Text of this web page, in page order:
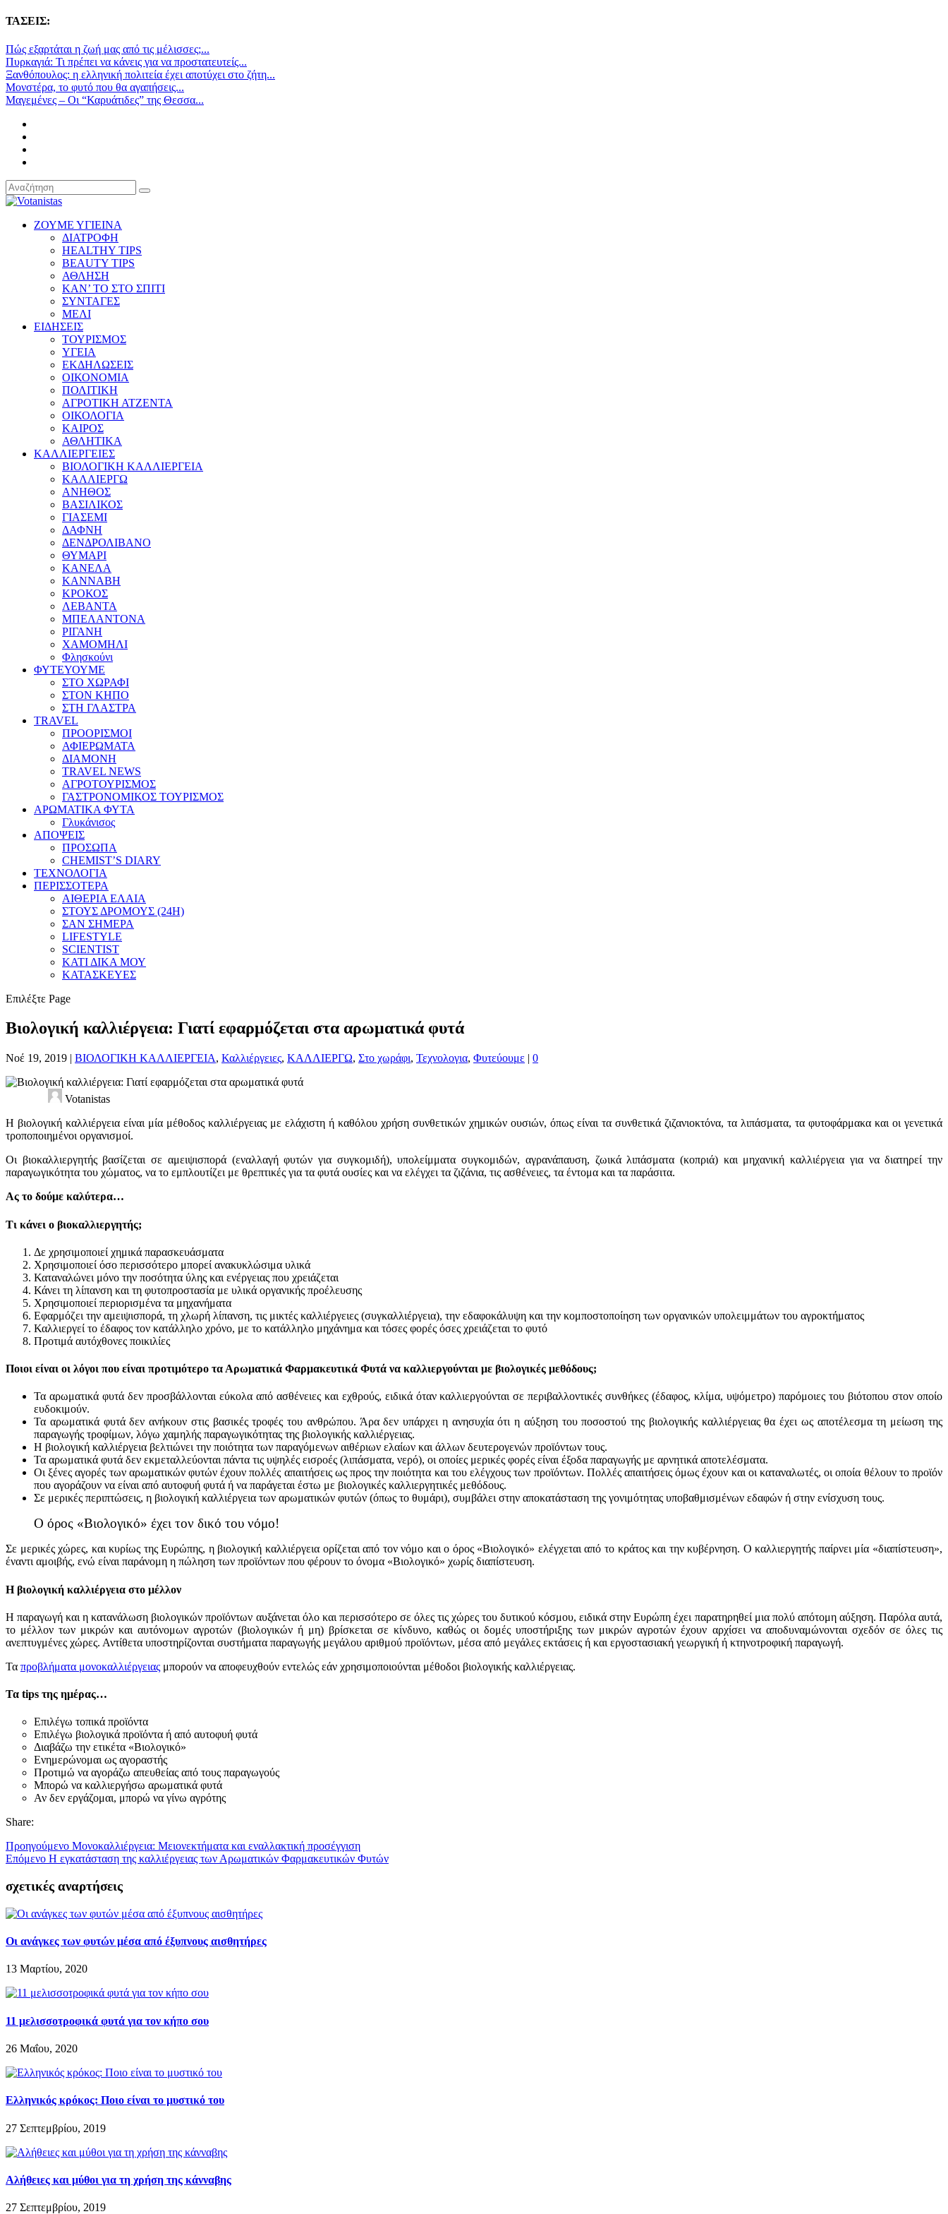
ΤΑΣΕΙΣ:
Πώς εξαρτάται η ζωή μας από τις μέλισσες;...
Πυρκαγιά: Τι πρέπει να κάνεις για να προστατευτείς...
Ξανθόπουλος: η ελληνική πολιτεία έχει αποτύχει στο ζήτη...
Μονστέρα, το φυτό που θα αγαπήσεις...
Μαγεμένες – Οι “Καρυάτιδες” της Θεσσα...
ΖΟΥΜΕ ΥΓΙΕΙΝΑ
ΔΙΑΤΡΟΦΗ
HEALTHY TIPS
BEAUTY TIPS
ΑΘΛΗΣΗ
ΚΑΝ’ ΤΟ ΣΤΟ ΣΠΙΤΙ
ΣΥΝΤΑΓΕΣ
ΜΕΛΙ
ΕΙΔΗΣΕΙΣ
ΤΟΥΡΙΣΜΟΣ
ΥΓΕΙΑ
ΕΚΔΗΛΩΣΕΙΣ
ΟΙΚΟΝΟΜΙΑ
ΠΟΛΙΤΙΚΗ
ΑΓΡΟΤΙΚΗ ΑΤΖΕΝΤΑ
ΟΙΚΟΛΟΓΙΑ
ΚΑΙΡΟΣ
ΑΘΛΗΤΙΚΑ
ΚΑΛΛΙΕΡΓΕΙΕΣ
ΒΙΟΛΟΓΙΚΗ ΚΑΛΛΙΕΡΓΕΙΑ
ΚΑΛΛΙΕΡΓΩ
ΑΝΗΘΟΣ
ΒΑΣΙΛΙΚΟΣ
ΓΙΑΣΕΜΙ
ΔΑΦΝΗ
ΔΕΝΔΡΟΛΙΒΑΝΟ
ΘΥΜΑΡΙ
ΚΑΝΕΛΑ
ΚΑΝΝΑΒΗ
ΚΡΟΚΟΣ
ΛΕΒΑΝΤΑ
ΜΠΕΛΑΝΤΟΝΑ
ΡΙΓΑΝΗ
ΧΑΜΟΜΗΛΙ
Φλησκούνι
ΦΥΤΕΥΟΥΜΕ
ΣΤΟ ΧΩΡΑΦΙ
ΣΤΟΝ ΚΗΠΟ
ΣΤΗ ΓΛΑΣΤΡΑ
TRAVEL
ΠΡΟΟΡΙΣΜΟΙ
ΑΦΙΕΡΩΜΑΤΑ
ΔΙΑΜΟΝΗ
TRAVEL NEWS
ΑΓΡΟΤΟΥΡΙΣΜΟΣ
ΓΑΣΤΡΟΝΟΜΙΚΟΣ ΤΟΥΡΙΣΜΟΣ
ΑΡΩΜΑΤΙΚΑ ΦΥΤΑ
Γλυκάνισος
ΑΠΟΨΕΙΣ
ΠΡΟΣΩΠΑ
CHEMIST’S DIARY
ΤΕΧΝΟΛΟΓΙΑ
ΠΕΡΙΣΣΟΤΕΡΑ
ΑΙΘΕΡΙΑ ΕΛΑΙΑ
ΣΤΟΥΣ ΔΡΟΜΟΥΣ (24H)
ΣΑΝ ΣΗΜΕΡΑ
LIFESTYLE
SCIENTIST
ΚΑΤΙ ΔΙΚΑ ΜΟΥ
ΚΑΤΑΣΚΕΥΕΣ
Επιλέξτε Page
Βιολογική καλλιέργεια: Γιατί εφαρμόζεται στα αρωματικά φυτά
Νοέ 19, 2019 | ΒΙΟΛΟΓΙΚΗ ΚΑΛΛΙΕΡΓΕΙΑ, Καλλιέργειες, ΚΑΛΛΙΕΡΓΩ, Στο χωράφι, Τεχνολογια, Φυτεύουμε | 0
Votanistas
Η βιολογική καλλιέργεια είναι μία μέθοδος καλλιέργειας με ελάχιστη ή καθόλου χρήση συνθετικών χημικών ουσιών, όπως είναι τα συνθετικά ζιζανιοκτόνα, τα λιπάσματα, τα φυτοφάρμακα και οι γενετικά
τροποποιημένοι οργανισμοί.
Οι βιοκαλλιεργητής βασίζεται σε αμειψισπορά (εναλλαγή φυτών για συγκομιδή), υπολείμματα συγκομιδών, αγρανάπαυση, ζωικά λιπάσματα (κοπριά) και μηχανική καλλιέργεια για να διατηρεί την
παραγωγικότητα του χώματος, να το εμπλουτίζει με θρεπτικές για τα φυτά ουσίες και να ελέγχει τα ζιζάνια, τις ασθένειες, τα έντομα και τα παράσιτα.
Ας το δούμε καλύτερα…
Τι κάνει ο βιοκαλλιεργητής;
Δε χρησιμοποιεί χημικά παρασκευάσματα
Χρησιμοποιεί όσο περισσότερο μπορεί ανακυκλώσιμα υλικά
Καταναλώνει μόνο την ποσότητα ύλης και ενέργειας που χρειάζεται
Κάνει τη λίπανση και τη φυτοπροστασία με υλικά οργανικής προέλευσης
Χρησιμοποιεί περιορισμένα τα μηχανήματα
Εφαρμόζει την αμειψισπορά, τη χλωρή λίπανση, τις μικτές καλλιέργειες (συγκαλλιέργεια), την εδαφοκάλυψη και την κομποστοποίηση των οργανικών υπολειμμάτων του αγροκτήματος
Καλλιεργεί το έδαφος τον κατάλληλο χρόνο, με το κατάλληλο μηχάνημα και τόσες φορές όσες χρειάζεται το φυτό
Προτιμά αυτόχθονες ποικιλίες
Ποιοι είναι οι λόγοι που είναι προτιμότερο τα Αρωματικά Φαρμακευτικά Φυτά να καλλιεργούνται με βιολογικές μεθόδους;
Τα αρωματικά φυτά δεν προσβάλλονται εύκολα από ασθένειες και εχθρούς, ειδικά όταν καλλιεργούνται σε περιβαλλοντικές συνθήκες (έδαφος, κλίμα, υψόμετρο) παρόμοιες του βιότοπου στον οποίο
ευδοκιμούν.
Τα αρωματικά φυτά δεν ανήκουν στις βασικές τροφές του ανθρώπου. Άρα δεν υπάρχει η ανησυχία ότι η αύξηση του ποσοστού της βιολογικής καλλιέργειας θα έχει ως αποτέλεσμα τη μείωση της
παραγωγής τροφίμων, λόγω χαμηλής παραγωγικότητας της βιολογικής καλλιέργειας.
Η βιολογική καλλιέργεια βελτιώνει την ποιότητα των παραγόμενων αιθέριων ελαίων και άλλων δευτερογενών προϊόντων τους.
Τα αρωματικά φυτά δεν εκμεταλλεύονται πάντα τις υψηλές εισροές (λιπάσματα, νερό), οι οποίες μερικές φορές είναι έξοδα παραγωγής με αρνητικά αποτελέσματα.
Οι ξένες αγορές των αρωματικών φυτών έχουν πολλές απαιτήσεις ως προς την ποιότητα και του ελέγχους των προϊόντων. Πολλές απαιτήσεις όμως έχουν και οι καταναλωτές, οι οποία θέλουν το προϊόν
που αγοράζουν να είναι από αυτοφυή φυτά ή να παράγεται έστω με βιολογικές καλλιεργητικές μεθόδους.
Σε μερικές περιπτώσεις, η βιολογική καλλιέργεια των αρωματικών φυτών (όπως το θυμάρι), συμβάλει στην αποκατάσταση της γονιμότητας υποβαθμισμένων εδαφών ή στην ενίσχυση τους.
Ο όρος «Βιολογικό» έχει τον δικό του νόμο!
Σε μερικές χώρες, και κυρίως της Ευρώπης, η βιολογική καλλιέργεια ορίζεται από τον νόμο και ο όρος «Βιολογικό» ελέγχεται από το κράτος και την κυβέρνηση. Ο καλλιεργητής παίρνει μία «διαπίστευση»,
έναντι αμοιβής, ενώ είναι παράνομη η πώληση των προϊόντων που φέρουν το όνομα «Βιολογικό» χωρίς διαπίστευση.
Η βιολογική καλλιέργεια στο μέλλον
Η παραγωγή και η κατανάλωση βιολογικών προϊόντων αυξάνεται όλο και περισσότερο σε όλες τις χώρες του δυτικού κόσμου, ειδικά στην Ευρώπη έχει παρατηρηθεί μια πολύ απότομη αύξηση. Παρόλα αυτά,
το μέλλον των μικρών και αυτόνομων αγροτών (βιολογικών ή μη) βρίσκεται σε κίνδυνο, καθώς οι δομές υποστήριξης των μικρών αγροτών έχουν αρχίσει να αποδυναμώνονται σχεδόν σε όλες τις
ανεπτυγμένες χώρες. Αντίθετα υποστηρίζονται συστήματα παραγωγής μεγάλου αριθμού προϊόντων, μέσα από μεγάλες εκτάσεις ή και εργοστασιακή γεωργική ή κτηνοτροφική παραγωγή.
Τα προβλήματα μονοκαλλιέργειας μπορούν να αποφευχθούν εντελώς εάν χρησιμοποιούνται μέθοδοι βιολογικής καλλιέργειας.
Τα tips της ημέρας…
Επιλέγω τοπικά προϊόντα
Επιλέγω βιολογικά προϊόντα ή από αυτοφυή φυτά
Διαβάζω την ετικέτα «Βιολογικό»
Ενημερώνομαι ως αγοραστής
Προτιμώ να αγοράζω απευθείας από τους παραγωγούς
Μπορώ να καλλιεργήσω αρωματικά φυτά
Αν δεν εργάζομαι, μπορώ να γίνω αγρότης
Share:
Προηγούμενο Μονοκαλλιέργεια: Μειονεκτήματα και εναλλακτική προσέγγιση
Επόμενο Η εγκατάσταση της καλλιέργειας των Αρωματικών Φαρμακευτικών Φυτών
σχετικές αναρτήσεις
Οι ανάγκες των φυτών μέσα από έξυπνους αισθητήρες
13 Μαρτίου, 2020
11 μελισσοτροφικά φυτά για τον κήπο σου
26 Μαΐου, 2020
Ελληνικός κρόκος: Ποιο είναι το μυστικό του
27 Σεπτεμβρίου, 2019
Αλήθειες και μύθοι για τη χρήση της κάνναβης
27 Σεπτεμβρίου, 2019